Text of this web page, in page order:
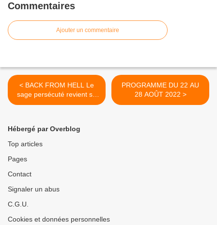
Commentaires
Ajouter un commentaire
< BACK FROM HELL Le
sage persécuté revient se
venger
PROGRAMME DU 22 AU
28 AOÛT 2022 >
Hébergé par Overblog
Top articles
Pages
Contact
Signaler un abus
C.G.U.
Cookies et données personnelles